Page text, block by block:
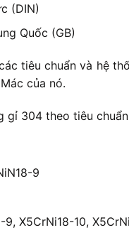
(DIN)
Quốc (GB)
tiêu chuẩn và hệ
của nó.
gỉ 304 theo tiêu
9
9, X5CrNi18-10,